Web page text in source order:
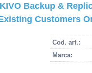
Backup &
Customers
Cod. art.:
Marca: